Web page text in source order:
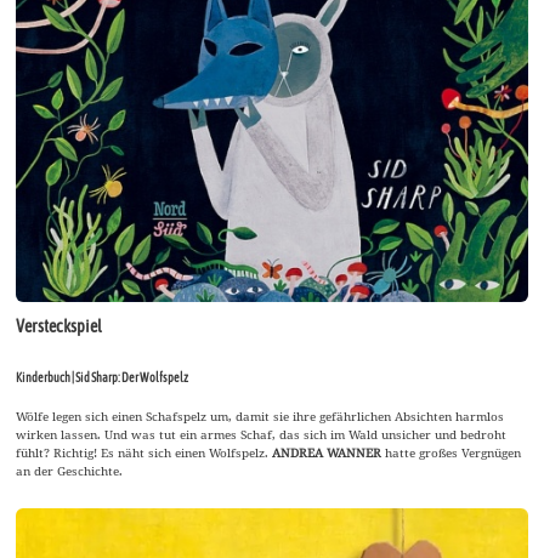
Versteckspiel
Kinderbuch | Sid Sharp: Der Wolfspelz
Wölfe legen sich einen Schafspelz um, damit sie ihre gefährlichen Absichten harmlos
wirken lassen. Und was tut ein armes Schaf, das sich im Wald unsicher und bedroht
fühlt? Richtig! Es näht sich einen Wolfspelz.ANDREA WANNERhatte großes Vergnügen
an der Geschichte.